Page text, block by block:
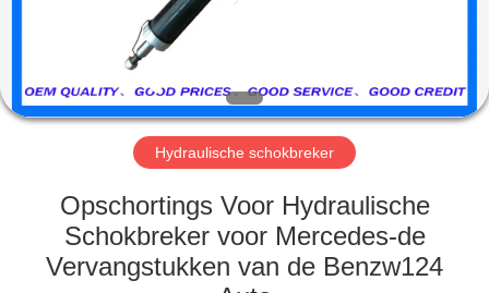
OVER
ONS
FABRIEKSRONDLEIDING
KWALITEITSCONTROLE
Hydraulische schokbreker
Opschortings Voor Hydraulische
Schokbreker voor Mercedes-de
Vervangstukken van de Benzw124